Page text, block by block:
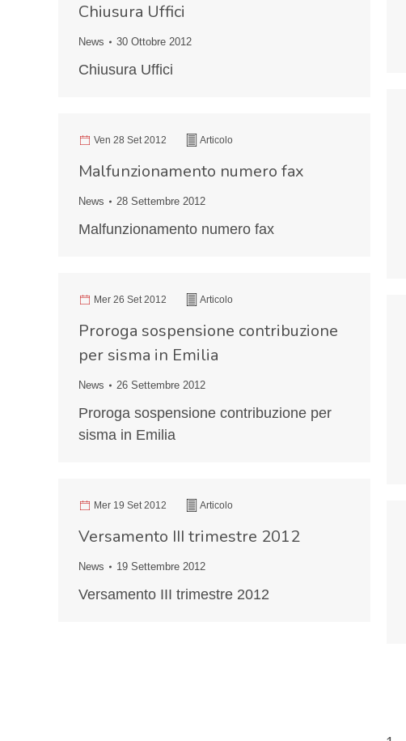
Chiusura Uffici
News 30 Ottobre 2012
Chiusura Uffici
Ven 28 Set 2012 Articolo
Malfunzionamento numero fax
News 28 Settembre 2012
Malfunzionamento numero fax
Mer 26 Set 2012 Articolo
Proroga sospensione contribuzione
per sisma in Emilia
News 26 Settembre 2012
Proroga sospensione contribuzione per
sisma in Emilia
Mer 19 Set 2012 Articolo
Versamento III trimestre 2012
News 19 Settembre 2012
Versamento III trimestre 2012